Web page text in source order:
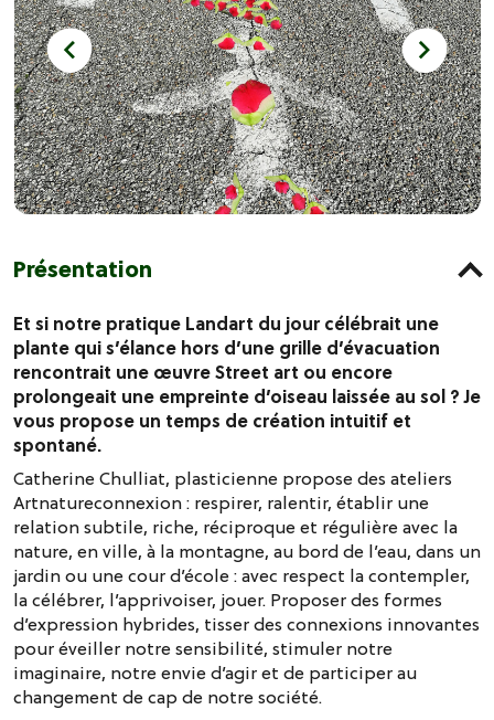
Présentation
Et si notre pratique Landart du jour célébrait une
plante qui s’élance hors d’une grille d’évacuation
rencontrait une œuvre Street art ou encore
prolongeait une empreinte d’oiseau laissée au sol ? Je
vous propose un temps de création intuitif et
spontané.
Catherine Chulliat, plasticienne propose des ateliers
Artnatureconnexion : respirer, ralentir, établir une
relation subtile, riche, réciproque et régulière avec la
nature, en ville, à la montagne, au bord de l’eau, dans un
jardin ou une cour d’école : avec respect la contempler,
la célébrer, l’apprivoiser, jouer. Proposer des formes
d’expression hybrides, tisser des connexions innovantes
pour éveiller notre sensibilité, stimuler notre
imaginaire, notre envie d’agir et de participer au
changement de cap de notre société.